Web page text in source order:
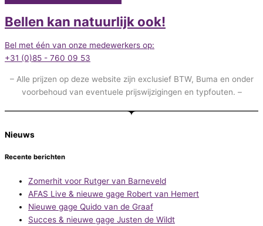
Bellen kan natuurlijk ook!
Bel met één van onze medewerkers op:
+31 (0)85 - 760 09 53
– Alle prijzen op deze website zijn exclusief BTW, Buma en onder
voorbehoud van eventuele prijswijzigingen en typfouten. –
Nieuws
Recente berichten
Zomerhit voor Rutger van Barneveld
AFAS Live & nieuwe gage Robert van Hemert
Nieuwe gage Quido van de Graaf
Succes & nieuwe gage Justen de Wildt